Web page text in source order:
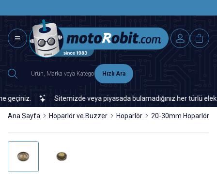
Hızlı Ara
Sitemizde veya piyasada bulamadığınız her türlü
Ana Sayfa Hoparlör ve Buzzer Hoparlör 20-30mm Hoparlör